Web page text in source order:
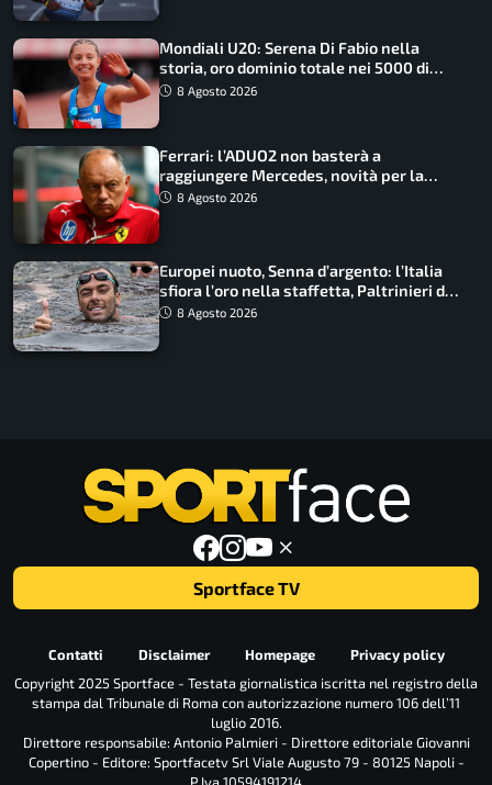
Mondiali U20: Serena Di Fabio nella
storia, oro dominio totale nei 5000 di
marcia
8 Agosto 2026
Ferrari: l’ADUO2 non basterà a
raggiungere Mercedes, novità per la
Macarena
8 Agosto 2026
Europei nuoto, Senna d’argento: l’Italia
sfiora l’oro nella staffetta, Paltrinieri da
urlo, il bilancio azzurro
8 Agosto 2026
Sportface TV
Contatti Disclaimer Homepage
Privacy policy
Copyright 2025 Sportface - Testata giornalistica iscritta nel registro della
stampa dal Tribunale di Roma con autorizzazione numero 106 dell’11
luglio 2016.
Direttore responsabile: Antonio Palmieri - Direttore editoriale Giovanni
Copertino - Editore: Sportfacetv Srl Viale Augusto 79 - 80125 Napoli -
P.Iva 10594191214